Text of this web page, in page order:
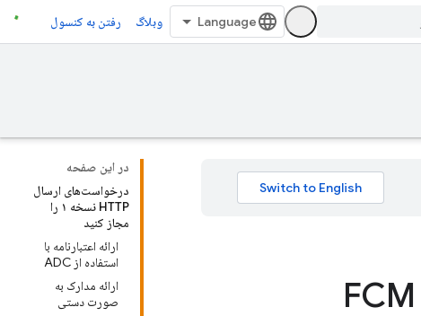
وبلاگ رفتن به کنسول
در این صفحه
درخواست‌های ارسال
HTTP نسخه ۱ را
مجاز کنید
ارائه اعتبارنامه با
استفاده از ADC
ارائه مدارک به
صورت دستی